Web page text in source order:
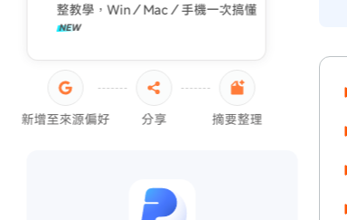
整教學，Win／Mac／手機一次搞懂
新增至來源偏好 分享 摘要整理